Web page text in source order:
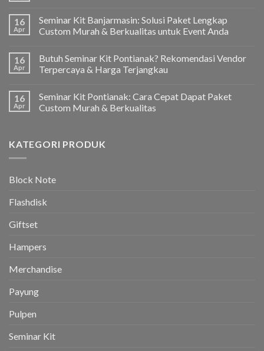
16
Apr
Seminar Kit Banjarmasin: Solusi Paket Lengkap
Custom Murah & Berkualitas untuk Event Anda
16
Apr
Butuh Seminar Kit Pontianak? Rekomendasi Vendor
Terpercaya & Harga Terjangkau
16
Apr
Seminar Kit Pontianak: Cara Cepat Dapat Paket
Custom Murah & Berkualitas
KATEGORI PRODUK
Block Note
Flashdisk
Giftset
Hampers
Merchandise
Payung
Pulpen
Seminar Kit